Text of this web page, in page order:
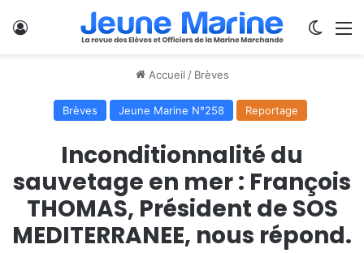
Se connecter
Accueil / Brèves
Brèves Jeune Marine N°258 Reportage
Inconditionnalité du
sauvetage en mer : François
THOMAS, Président de SOS
MEDITERRANEE, nous répond.